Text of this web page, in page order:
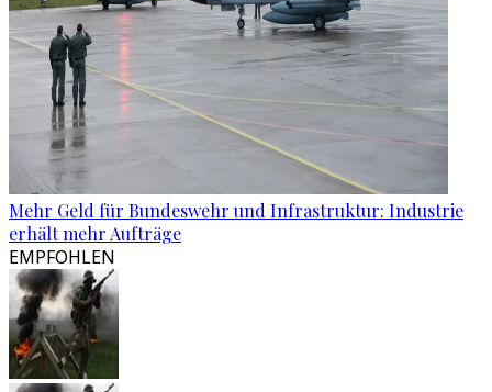
Mehr Geld für Bundeswehr und Infrastruktur: Industrie
erhält mehr Aufträge
EMPFOHLEN